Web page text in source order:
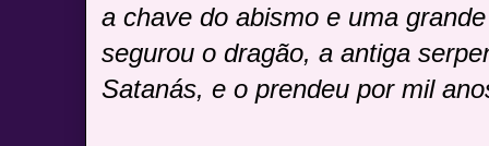
a chave do abismo e uma
segurou o dragão, a antiga
Satanás, e o prendeu por mil